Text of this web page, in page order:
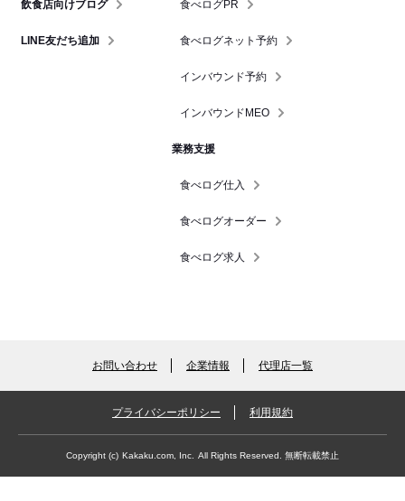
飲食店向けブログ
LINE友だち追加
食べログPR
食べログネット予約
インバウンド予約
インバウンドMEO
業務支援
食べログ仕入
食べログオーダー
食べログ求人
お問い合わせ 企業情報 代理店一覧
プライバシーポリシー 利用規約
Copyright (c) Kakaku.com, Inc. All Rights Reserved. 無断転載禁止